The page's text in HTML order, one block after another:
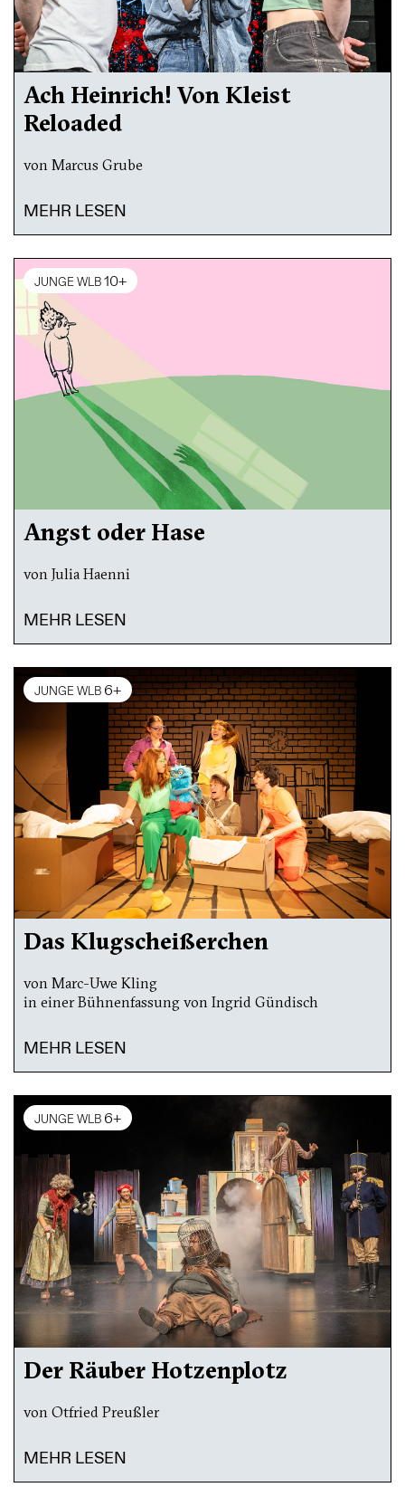
Ach Heinrich! Von Kleist
Reloaded
von Marcus Grube
MEHR LESEN
JUNGE WLB10+
Angst oder Hase
von Julia Haenni
MEHR LESEN
JUNGE WLB 6+
Das Klugscheißerchen
von Marc-Uwe Kling
in einer Bühnenfassung von Ingrid Gündisch
MEHR LESEN
JUNGE WLB 6+
Der Räuber Hotzenplotz
von Otfried Preußler
MEHR LESEN